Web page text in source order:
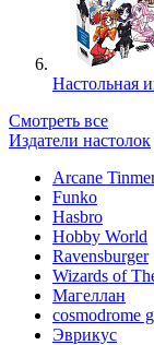
Настольная
Смотреть все
Издатели настолок
Arcane
Funko
Hasbro
Hobby World
Ravensburger
Wizards of
Магеллан
сosmodrome
Эврикус